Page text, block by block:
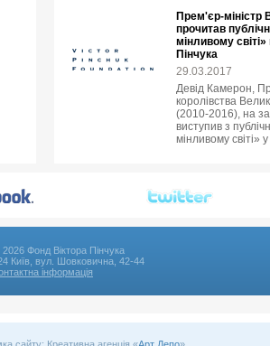
Прем'єр-міністр
прочитав
мінливому
Пінчука
29.03.2017
Девід Камерон,
королівства
(2010-2016), на
виступив з
мінливому світі» у
Фонд Віктора Пінчука
Київ, вул. Шовковична, 42-44
інформація